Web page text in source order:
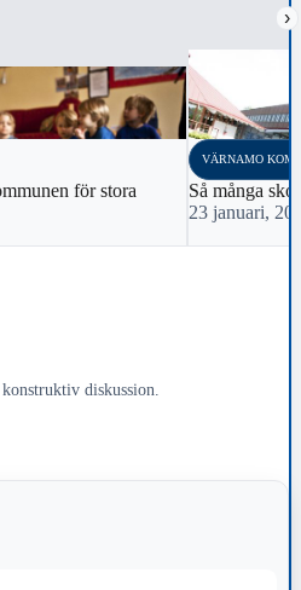
›
för stora
VÄRNAMO
Så många
23 januari,
diskussion.